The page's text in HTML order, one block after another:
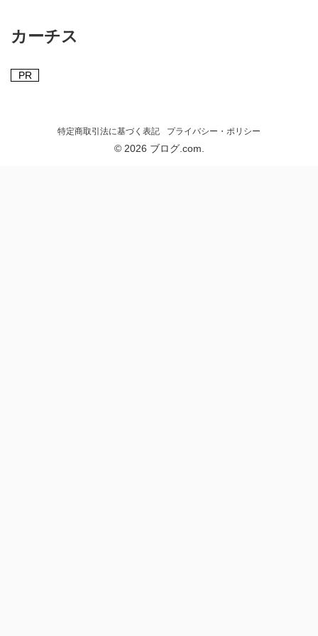
カーチス
PR
特定商取引法に基づく表記 プライバシー・ポリシー
© 2026 ブログ.com.